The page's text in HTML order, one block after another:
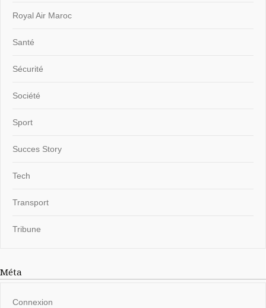
Royal Air Maroc
Santé
Sécurité
Société
Sport
Succes Story
Tech
Transport
Tribune
Méta
Connexion